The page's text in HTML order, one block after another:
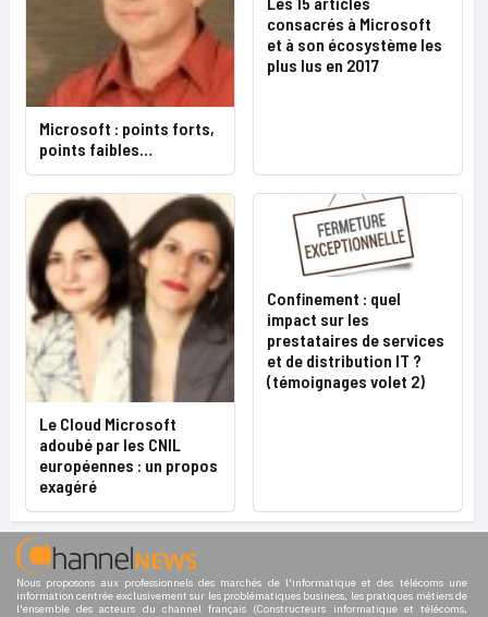
Microsoft : points forts,
points faibles…
consacrés à Microsoft
et à son écosystème les
plus lus en 2017
Le Cloud Microsoft
adoubé par les CNIL
européennes : un propos
exagéré
Confinement : quel
impact sur les
prestataires de services
et de distribution IT ?
(témoignages volet 2)
Nous proposons aux professionnels des marchés de l'informatique et des télécoms une
information centrée exclusivement sur les problématiques business, les pratiques métiers de
l'ensemble des acteurs du channel français (Constructeurs informatique et télécoms,